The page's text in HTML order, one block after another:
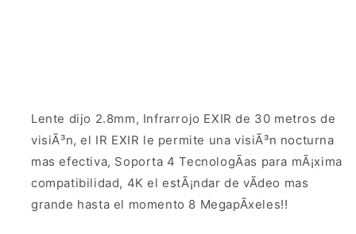
Lente dijo 2.8mm, Infrarrojo EXIR de 30 metros de
visiÃ³n, el IR EXIR le permite una visiÃ³n nocturna
mas efectiva, Soporta 4 TecnologÃ­as para mÃ¡xima
compatibilidad, 4K el estÃ¡ndar de vÃ­deo mas
grande hasta el momento 8 MegapÃ­xeles!!